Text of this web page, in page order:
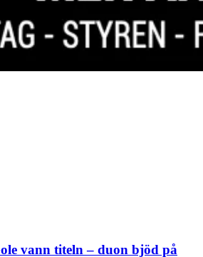
vann titeln – duon bjöd på